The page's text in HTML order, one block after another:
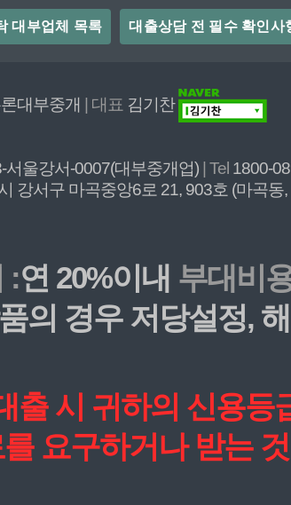
대부업체 목록 대출상담 전 필수 확인사
대부중개 | 대표 김기찬
서울강서-0007(대부중개업) | Tel 1800-
강서구 마곡중앙6로 21, 903호 (마곡
:연 20%이내 부대비
의 경우 저당설정,
출 시 귀하의 신용등
요구하거나 받는